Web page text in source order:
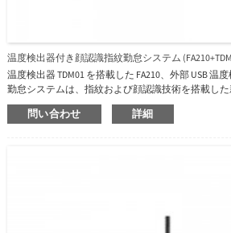
温度検出器付き顔認識指紋勤怠システム
温度検出器 TDM01 を搭載した FA210、外部 USB 温
勤怠システムは、指紋および顔認識技術を搭載し
紋、カード（オプション）、パスワード、それらの
セス制御機能を含む複数の認証方法をサポートして
問い合わせ 詳細